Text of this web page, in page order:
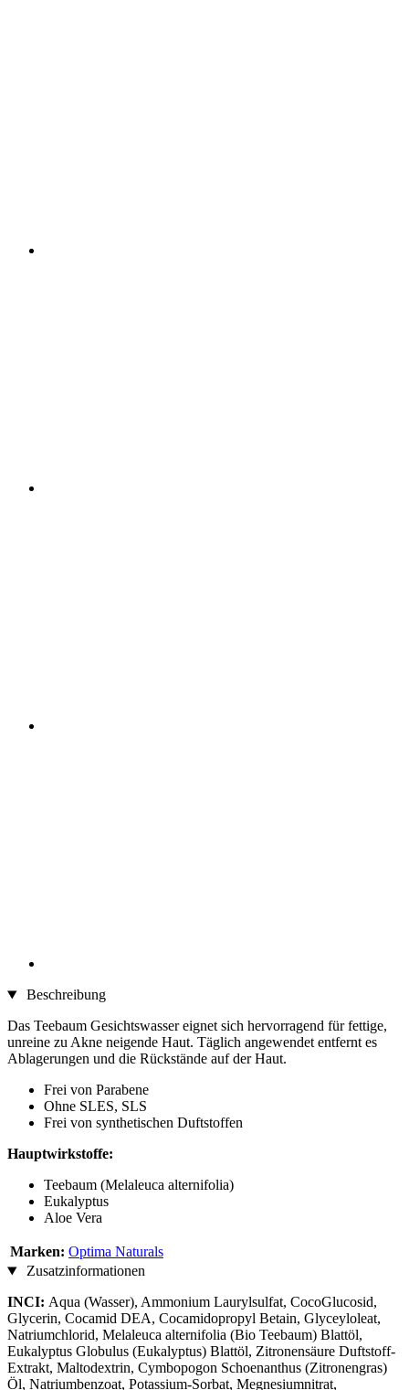
Beschreibung
Das Teebaum Gesichtswasser eignet sich hervorragend für fettige,
unreine zu Akne neigende Haut. Täglich angewendet entfernt es
Ablagerungen und die Rückstände auf der Haut.
Frei von Parabene
Ohne SLES, SLS
Frei von synthetischen Duftstoffen
Hauptwirkstoffe:
Teebaum (Melaleuca alternifolia)
Eukalyptus
Aloe Vera
Marken: Optima Naturals
Zusatzinformationen
INCI: Aqua (Wasser), Ammonium Laurylsulfat, CocoGlucosid,
Glycerin, Cocamid DEA, Cocamidopropyl Betain, Glyceyloleat,
Natriumchlorid, Melaleuca alternifolia (Bio Teebaum) Blattöl,
Eukalyptus Globulus (Eukalyptus) Blattöl, Zitronensäure Duftstoff-
Extrakt, Maltodextrin, Cymbopogon Schoenanthus (Zitronengras)
Öl, Natriumbenzoat, Potassium-Sorbat, Megnesiumnitrat,